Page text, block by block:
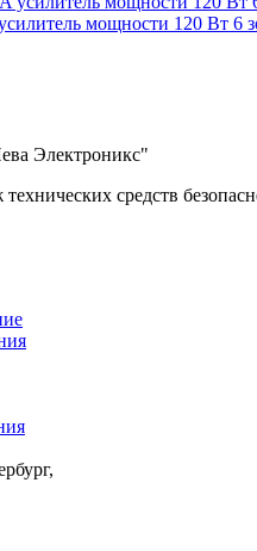
мощности 120 Вт 6
Электроникс"
средств